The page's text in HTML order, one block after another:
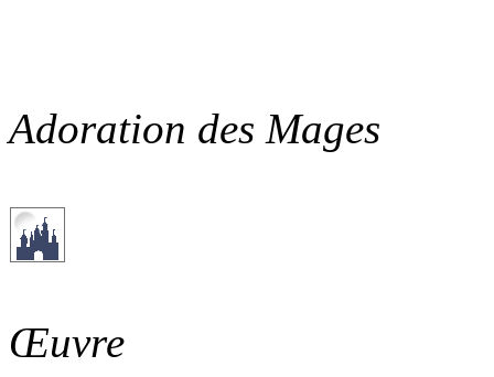
Adoration des Mages
Œuvre